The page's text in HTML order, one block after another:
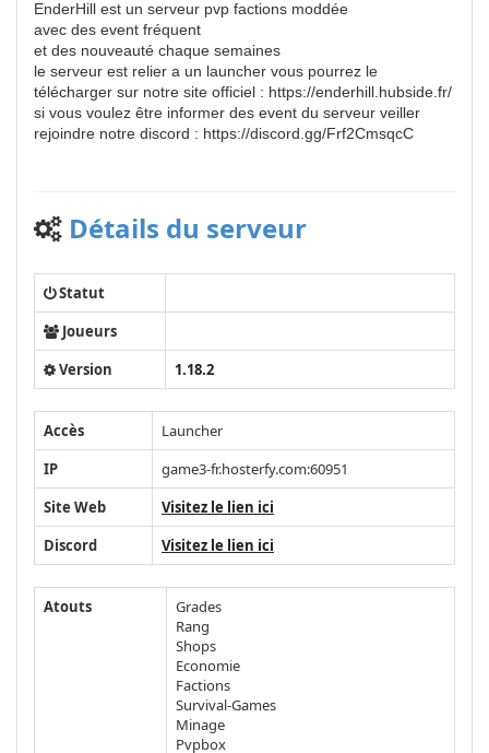
EnderHill est un serveur pvp factions moddée
avec des event fréquent
et des nouveauté chaque semaines
le serveur est relier a un launcher vous pourrez le
télécharger sur notre site officiel : https://enderhill.hubside.fr/
si vous voulez être informer des event du serveur veiller
rejoindre notre discord : https://discord.gg/Frf2CmsqcC
Détails du serveur
Statut
Joueurs
Version
1.18.2
Accès
Launcher
IP
game3-fr.hosterfy.com:60951
Site Web
Visitez le lien ici
Discord
Visitez le lien ici
Atouts
Grades
Rang
Shops
Economie
Factions
Survival-Games
Minage
Pvpbox